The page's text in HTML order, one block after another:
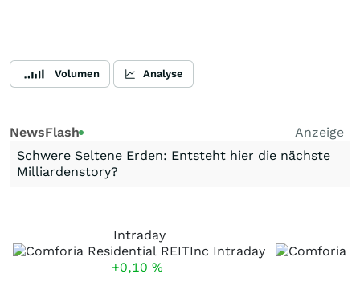
Volumen Analyse
NewsFlash
Anzeige
Schwere Seltene Erden: Entsteht hier die nächste
Milliardenstory?
Intraday
+0,10 %